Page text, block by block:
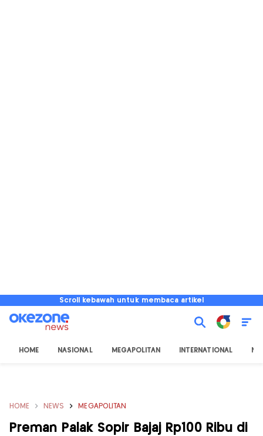
Scroll kebawah untuk membaca artikel
HOME NASIONAL MEGAPOLITAN INTERNATIONAL
HOME NEWS MEGAPOLITAN
Preman Palak Sopir Bajaj Rp100 Ribu di